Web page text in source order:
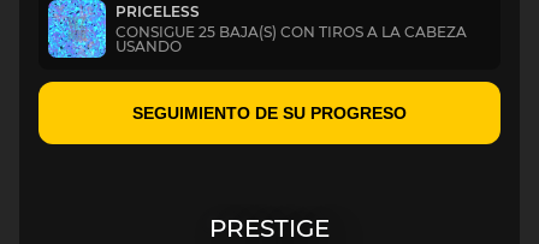
PRICELESS
CONSIGUE 25 BAJA(S) CON TIROS A LA CABEZA
USANDO
SEGUIMIENTO DE SU PROGRESO
PRESTIGE